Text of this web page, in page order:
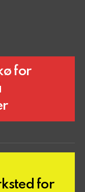
for
for